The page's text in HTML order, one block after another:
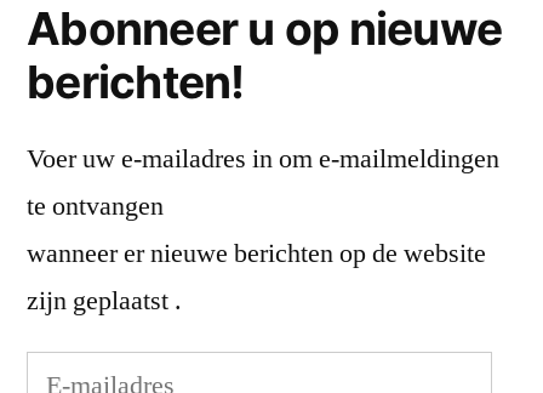
Abonneer u op nieuwe
berichten!
Voer uw e-mailadres in om e-mailmeldingen
te ontvangen
wanneer er nieuwe berichten op de website
zijn geplaatst .
E-